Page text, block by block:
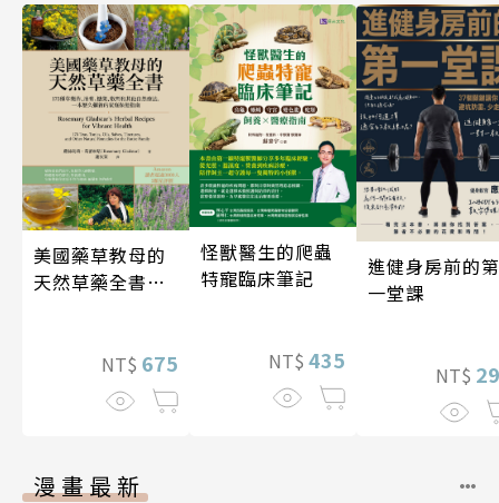
美國藥草教母的
天然草藥全書
NT$ 675
怪獸醫生的爬蟲
特寵臨床筆記
NT$ 435
進健身房前的第
一堂課
NT$
漫畫最新